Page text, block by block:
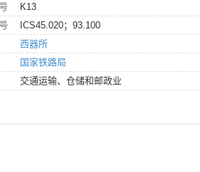
K13
ICS45.020；93.100
西器所
国家铁路局
交通运输、仓储和邮政业